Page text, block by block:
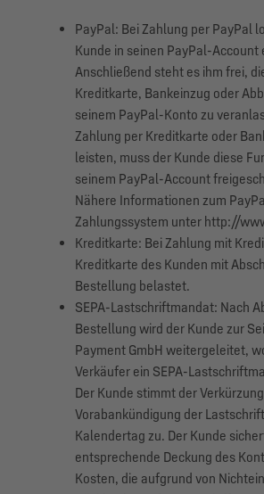
PayPal: Bei Zahlung per PayPal
Kunde in seinen PayPal-Account
Anschließend steht es ihm frei,
Kreditkarte, Bankeinzug oder
seinem PayPal-Konto zu
Zahlung per Kreditkarte oder
leisten, muss der Kunde diese
seinem PayPal-Account
Nähere Informationen zum
Zahlungssystem unter http://
Kreditkarte: Bei Zahlung mit
Kreditkarte des Kunden mit
Bestellung belastet.
SEPA-Lastschriftmandat: Nach
Bestellung wird der Kunde zur
Payment GmbH weitergeleitet,
Verkäufer ein SEPA-
Der Kunde stimmt der
Vorabankündigung der
Kalendertag zu. Der Kunde
entsprechende Deckung des
Kosten, die aufgrund von